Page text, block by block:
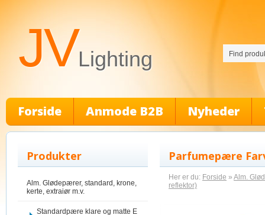
JVLighting
Forside Anmode B2B Nyheder
Produkter
Alm. Glødepærer, standard, krone,
kerte, extraiør m.v.
Standardpære klare og matte E
Parfumepære
Her er du: Forside » Alm.
reflektor)